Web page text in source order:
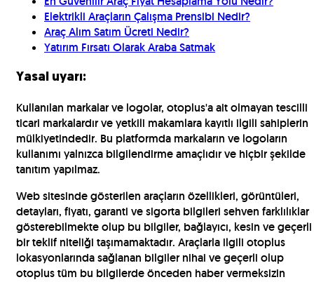
Elektrikli Araçların Çalışma Prensibi Nedir?
Araç Alım Satım Ücreti Nedir?
Yatırım Fırsatı Olarak Araba Satmak
Yasal uyarı:
Kullanılan markalar ve logolar, otoplus'a ait olmayan tescilli
ticari markalardır ve yetkili makamlara kayıtlı ilgili sahiplerin
mülkiyetindedir. Bu platformda markaların ve logoların
kullanımı yalnızca bilgilendirme amaçlıdır ve hiçbir şekilde
tanıtım yapılmaz.
Web sitesinde gösterilen araçların özellikleri, görüntüleri,
detayları, fiyatı, garanti ve sigorta bilgileri sehven farklılıklar
gösterebilmekte olup bu bilgiler, bağlayıcı, kesin ve geçerli
bir teklif niteliği taşımamaktadır. Araçlarla ilgili otoplus
lokasyonlarında sağlanan bilgiler nihai ve geçerli olup
otoplus tüm bu bilgilerde önceden haber vermeksizin